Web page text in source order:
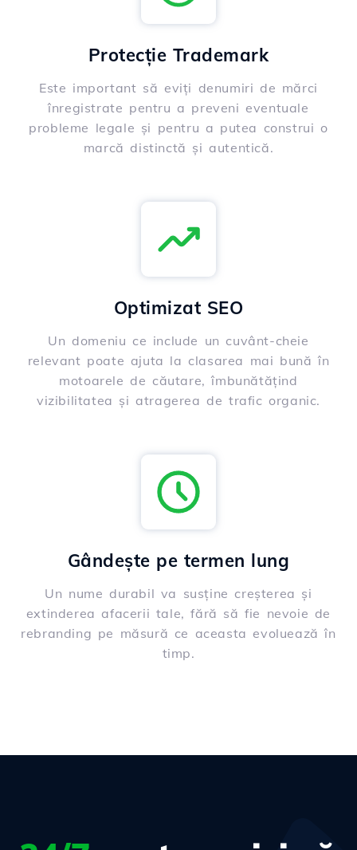
Protecție Trademark
Este important să eviți denumiri de mărci
înregistrate pentru a preveni eventuale
probleme legale și pentru a putea construi o
marcă distinctă și autentică.
Optimizat SEO
Un domeniu ce include un cuvânt-cheie
relevant poate ajuta la clasarea mai bună în
motoarele de căutare, îmbunătățind
vizibilitatea și atragerea de trafic organic.
Gândește pe termen lung
Un nume durabil va susține creșterea și
extinderea afacerii tale, fără să fie nevoie de
rebranding pe măsură ce aceasta evoluează în
timp.